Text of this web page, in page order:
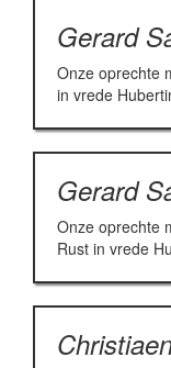
Gerard
Onze oprechte
in vrede
Gerard
Onze oprechte
Rust in vrede